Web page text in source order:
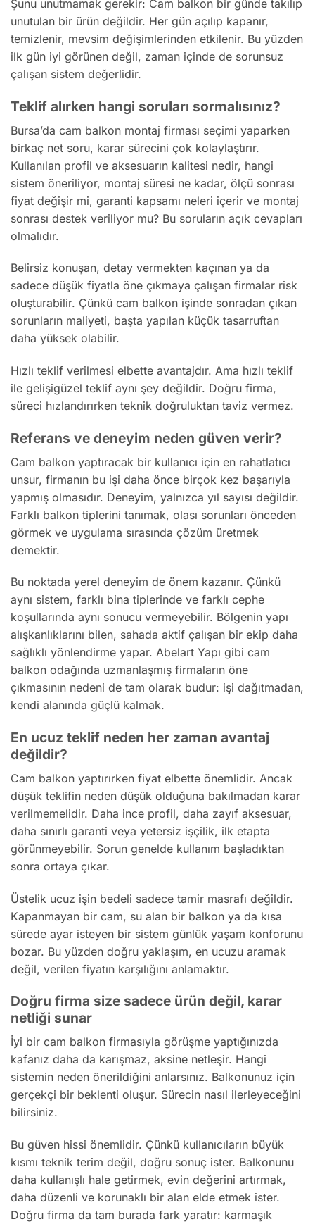
Şunu unutmamak gerekir: Cam balkon bir günde takılıp
unutulan bir ürün değildir. Her gün açılıp kapanır,
temizlenir, mevsim değişimlerinden etkilenir. Bu yüzden
ilk gün iyi görünen değil, zaman içinde de sorunsuz
çalışan sistem değerlidir.
Teklif alırken hangi soruları sormalısınız?
Bursa’da cam balkon montaj firması seçimi yaparken
birkaç net soru, karar sürecini çok kolaylaştırır.
Kullanılan profil ve aksesuarın kalitesi nedir, hangi
sistem öneriliyor, montaj süresi ne kadar, ölçü sonrası
fiyat değişir mi, garanti kapsamı neleri içerir ve montaj
sonrası destek veriliyor mu? Bu soruların açık cevapları
olmalıdır.
Belirsiz konuşan, detay vermekten kaçınan ya da
sadece düşük fiyatla öne çıkmaya çalışan firmalar risk
oluşturabilir. Çünkü cam balkon işinde sonradan çıkan
sorunların maliyeti, başta yapılan küçük tasarruftan
daha yüksek olabilir.
Hızlı teklif verilmesi elbette avantajdır. Ama hızlı teklif
ile gelişigüzel teklif aynı şey değildir. Doğru firma,
süreci hızlandırırken teknik doğruluktan taviz vermez.
Referans ve deneyim neden güven verir?
Cam balkon yaptıracak bir kullanıcı için en rahatlatıcı
unsur, firmanın bu işi daha önce birçok kez başarıyla
yapmış olmasıdır. Deneyim, yalnızca yıl sayısı değildir.
Farklı balkon tiplerini tanımak, olası sorunları önceden
görmek ve uygulama sırasında çözüm üretmek
demektir.
Bu noktada yerel deneyim de önem kazanır. Çünkü
aynı sistem, farklı bina tiplerinde ve farklı cephe
koşullarında aynı sonucu vermeyebilir. Bölgenin yapı
alışkanlıklarını bilen, sahada aktif çalışan bir ekip daha
sağlıklı yönlendirme yapar. Abelart Yapı gibi cam
balkon odağında uzmanlaşmış firmaların öne
çıkmasının nedeni de tam olarak budur: işi dağıtmadan,
kendi alanında güçlü kalmak.
En ucuz teklif neden her zaman avantaj
değildir?
Cam balkon yaptırırken fiyat elbette önemlidir. Ancak
düşük teklifin neden düşük olduğuna bakılmadan karar
verilmemelidir. Daha ince profil, daha zayıf aksesuar,
daha sınırlı garanti veya yetersiz işçilik, ilk etapta
görünmeyebilir. Sorun genelde kullanım başladıktan
sonra ortaya çıkar.
Üstelik ucuz işin bedeli sadece tamir masrafı değildir.
Kapanmayan bir cam, su alan bir balkon ya da kısa
sürede ayar isteyen bir sistem günlük yaşam konforunu
bozar. Bu yüzden doğru yaklaşım, en ucuzu aramak
değil, verilen fiyatın karşılığını anlamaktır.
Doğru firma size sadece ürün değil, karar
netliği sunar
İyi bir cam balkon firmasıyla görüşme yaptığınızda
kafanız daha da karışmaz, aksine netleşir. Hangi
sistemin neden önerildiğini anlarsınız. Balkonunuz için
gerçekçi bir beklenti oluşur. Sürecin nasıl ilerleyeceğini
bilirsiniz.
Bu güven hissi önemlidir. Çünkü kullanıcıların büyük
kısmı teknik terim değil, doğru sonuç ister. Balkonunu
daha kullanışlı hale getirmek, evin değerini artırmak,
daha düzenli ve korunaklı bir alan elde etmek ister.
Doğru firma da tam burada fark yaratır: karmaşık